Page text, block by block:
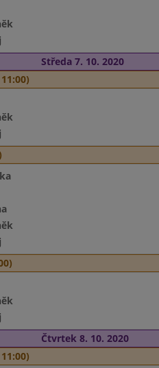
Středa 7. 10. 2020
Čtvrtek 8. 10. 2020